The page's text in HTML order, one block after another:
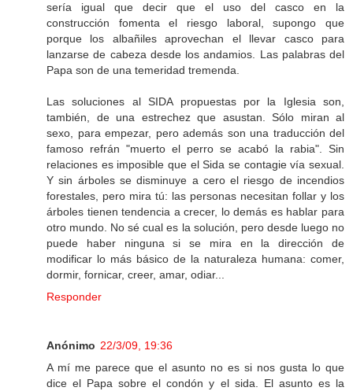
sería igual que decir que el uso del casco en la
construcción fomenta el riesgo laboral, supongo que
porque los albañiles aprovechan el llevar casco para
lanzarse de cabeza desde los andamios. Las palabras del
Papa son de una temeridad tremenda.
Las soluciones al SIDA propuestas por la Iglesia son,
también, de una estrechez que asustan. Sólo miran al
sexo, para empezar, pero además son una traducción del
famoso refrán "muerto el perro se acabó la rabia". Sin
relaciones es imposible que el Sida se contagie vía sexual.
Y sin árboles se disminuye a cero el riesgo de incendios
forestales, pero mira tú: las personas necesitan follar y los
árboles tienen tendencia a crecer, lo demás es hablar para
otro mundo. No sé cual es la solución, pero desde luego no
puede haber ninguna si se mira en la dirección de
modificar lo más básico de la naturaleza humana: comer,
dormir, fornicar, creer, amar, odiar...
Responder
Anónimo 22/3/09, 19:36
A mí me parece que el asunto no es si nos gusta lo que
dice el Papa sobre el condón y el sida. El asunto es la